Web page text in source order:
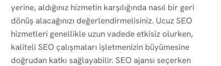
yerine, aldığınız hizmetin karşılığında nasıl bir geri
dönüş alacağınızı değerlendirmelisiniz. Ucuz SEO
hizmetleri genellikle uzun vadede etkisiz olurken,
kaliteli SEO çalışmaları işletmenizin büyümesine
doğrudan katkı sağlayabilir. SEO ajansı seçerken